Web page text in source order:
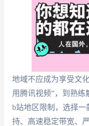
地域不应成为享受文
用腾讯视频”，到熟
b站地区限制，选择
持、高速稳定带宽、